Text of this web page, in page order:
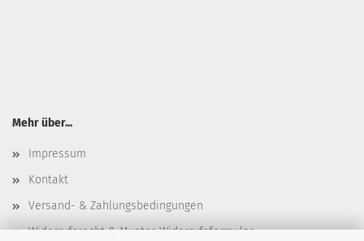
Mehr über...
Impressum
Kontakt
Versand- & Zahlungsbedingungen
Widerrufsrecht & Muster-Widerrufsformular